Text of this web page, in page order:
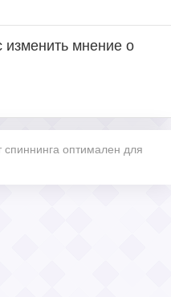
изменить мнение о
спиннинга оптимален для